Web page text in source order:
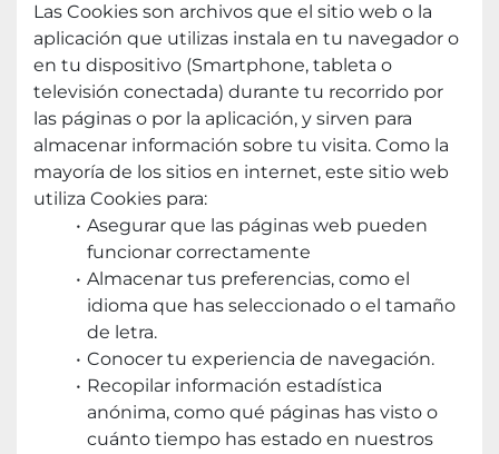
Las Cookies son archivos que el sitio web o la
aplicación que utilizas instala en tu navegador o
en tu dispositivo (Smartphone, tableta o
televisión conectada) durante tu recorrido por
las páginas o por la aplicación, y sirven para
almacenar información sobre tu visita. Como la
mayoría de los sitios en internet, este sitio web
utiliza Cookies para:
Asegurar que las páginas web pueden
funcionar correctamente
Almacenar tus preferencias, como el
idioma que has seleccionado o el tamaño
de letra.
Conocer tu experiencia de navegación.
Recopilar información estadística
anónima, como qué páginas has visto o
cuánto tiempo has estado en nuestros